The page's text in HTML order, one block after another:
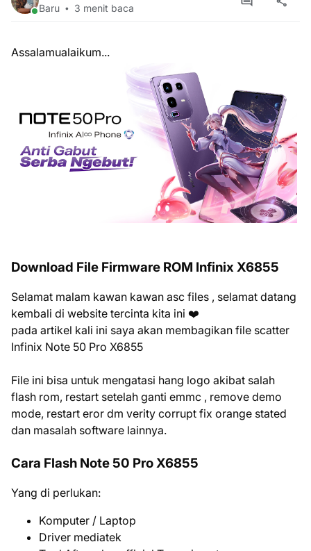
Baru
3 menit baca
Assalamualaikum...
Download File Firmware ROM Infinix X6855
Selamat malam kawan kawan asc files , selamat datang
kembali di website tercinta kita ini ❤️
pada artikel kali ini saya akan membagikan file scatter
Infinix Note 50 Pro X6855
File ini bisa untuk mengatasi hang logo akibat salah
flash rom, restart setelah ganti emmc , remove demo
mode, restart eror dm verity corrupt fix orange stated
dan masalah software lainnya.
Cara Flash Note 50 Pro X6855
Yang di perlukan:
Komputer / Laptop
Driver mediatek